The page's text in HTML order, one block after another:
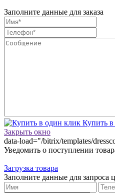
Заполните данные для заказа
Купить
Закрыть окно
data-load="/bitrix/templates/
Уведомить о поступлении
Загрузка товара
Заполните данные для запроса